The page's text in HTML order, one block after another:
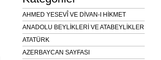
AHMED YESEVÎ VE DİVAN-I HİKMET
ANADOLU BEYLİKLERİ VE ATABEYLİKLER
ATATÜRK
AZERBAYCAN SAYFASI